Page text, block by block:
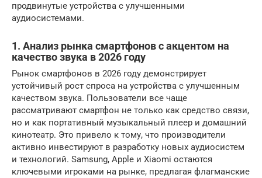
продвинутые устройства с улучшенными
аудиосистемами.
1. Анализ рынка смартфонов с акцентом на
качество звука в 2026 году
Рынок смартфонов в 2026 году демонстрирует
устойчивый рост спроса на устройства с улучшенным
качеством звука. Пользователи все чаще
рассматривают смартфон не только как средство связи,
но и как портативный музыкальный плеер и домашний
кинотеатр. Это привело к тому, что производители
активно инвестируют в разработку новых аудиосистем
и технологий. Samsung, Apple и Xiaomi остаются
ключевыми игроками на рынке, предлагая флагманские